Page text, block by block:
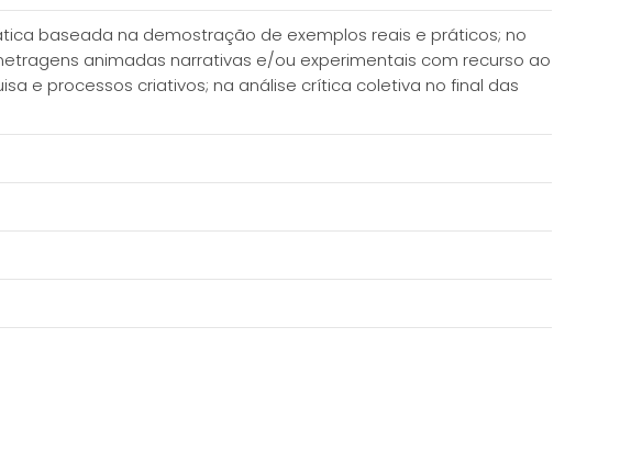
baseada na demostração de exemplos reais e práticos; no
animadas narrativas e/ou experimentais com recurso ao
e processos criativos; na análise crítica coletiva no final das